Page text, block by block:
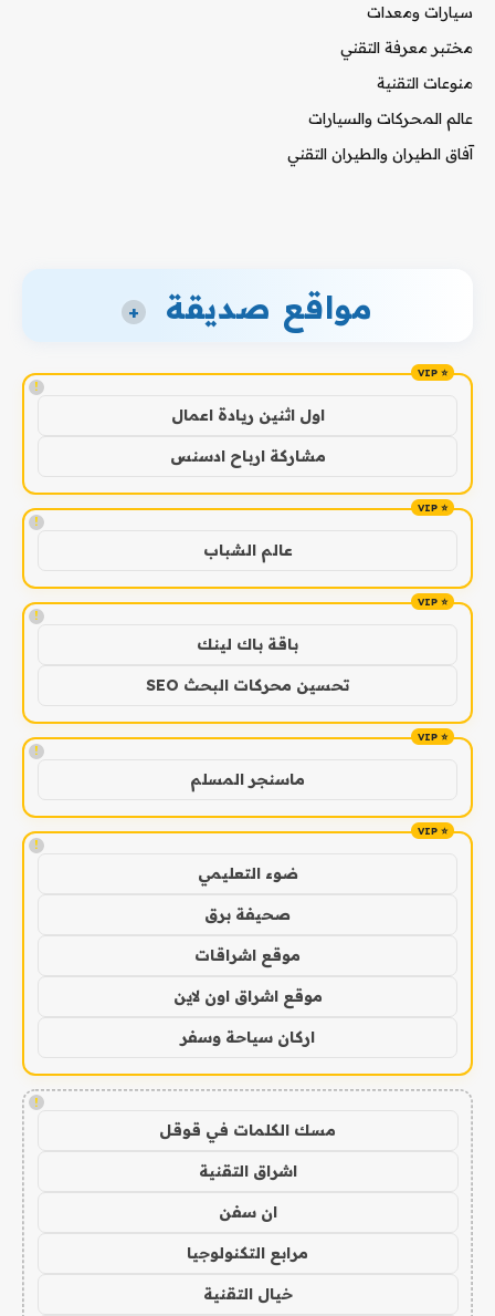
سيارات ومعدات
مختبر معرفة التقني
منوعات التقنية
عالم المحركات والسيارات
آفاق الطيران والطيران التقني
مواقع صديقة +
!
اول اثنين ريادة اعمال
مشاركة ارباح ادسنس
!
عالم الشباب
!
باقة باك لينك
تحسين محركات البحث SEO
!
ماسنجر المسلم
!
ضوء التعليمي
صحيفة برق
موقع اشراقات
موقع اشراق اون لاين
اركان سياحة وسفر
!
مسك الكلمات في قوقل
اشراق التقنية
ان سفن
مرابع التكنولوجيا
خيال التقنية